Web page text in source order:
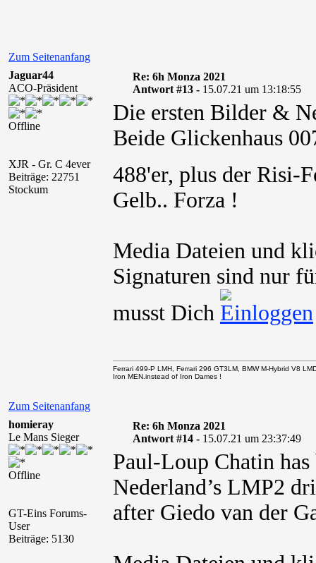
Zum Seitenanfang
Jaguar44
ACO-Präsident
Offline
XJR - Gr. C 4ever
Beiträge: 22751
Stockum
Re: 6h Monza 2021
Antwort #13 - 15.07.21 um 13:18:55
Die ersten Bilder &
Beide Glickenhaus
488'er, plus der Risi-
Gelb.. Forza !
Media Dateien und
Signaturen sind nur
musst Dich
Zum Seitenanfang
Ferrari 499-P LMH, Ferrari 296 GT3LM, BMW M-Hybrid V8
Iron MEN.instead of Iron Dames !
homieray
Le Mans Sieger
Offline
GT-Eins Forums-
User
Beiträge: 5130
Re: 6h Monza 2021
Antwort #14 - 15.07.21 um 23:37:49
Paul-Loup Chatin
Nederland’s LMP2
after Giedo van der